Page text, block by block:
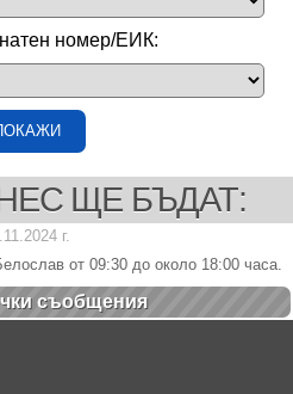
номер/ЕИК:
ЩЕ БЪДАТ:
г.
от 09:30 до около 18:00 часа.
cъобщения